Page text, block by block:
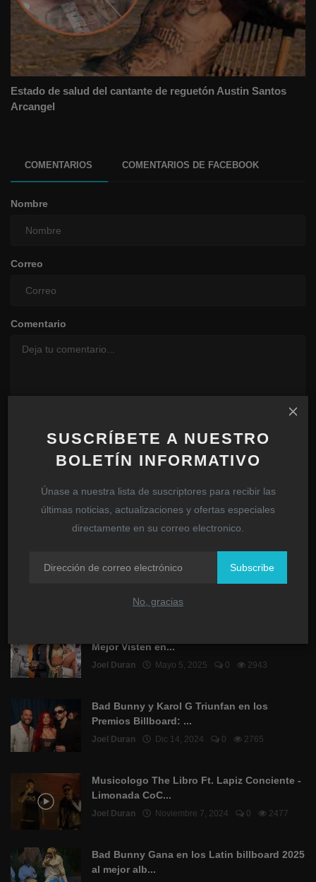
SUSCRÍBETE A NUESTRO
BOLETÍN INFORMATIVO
Únase a nuestra lista de suscriptores para recibir las
últimas noticias, actualizaciones y ofertas especiales
directamente en su correo electronico.
Subscribe
No, gracias
Estado de salud del cantante de reguetón Austin Santos
Arcangel
COMENTARIOS COMENTARIOS DE FACEBOOK
Nombre
Correo
Comentario
Publicar comentario
Mejor Visten en...
Joel Duran Mayo 5, 2025 0 2943
Bad Bunny y Karol G Triunfan en los
Premios Billboard: ...
Joel Duran Dic 14, 2024 0 2765
Musicologo The Libro Ft. Lapiz Conciente -
Limonada CoC...
Joel Duran Noviembre 7, 2024 0 2477
Bad Bunny Gana en los Latin billboard 2025
al mejor alb...